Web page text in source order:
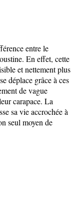
entre le
En effet, cette
et nettement plus
déplace grâce à ces
de vague
carapace. La
sa vie accrochée à
seul moyen de